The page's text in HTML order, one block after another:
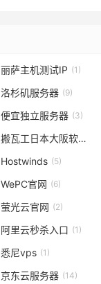
丽萨主机测试IP (1)
洛杉矶服务器 (9)
便宜独立服务器 (3)
搬瓦工日本大阪软银
Hostwinds (5)
WePC官网 (6)
萤光云官网 (2)
阿里云秒杀入口 (1)
悉尼vps (1)
京东云服务器 (14)